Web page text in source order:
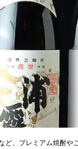
ど、プレミアム焼酎や